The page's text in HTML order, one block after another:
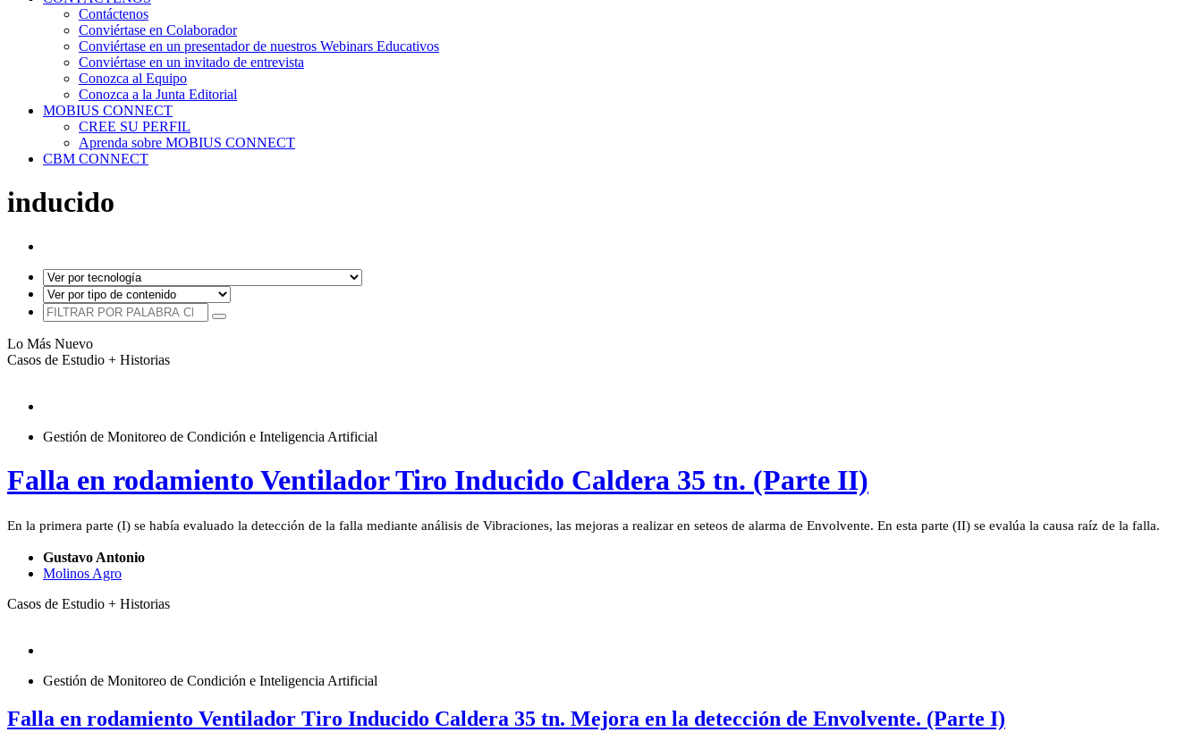
Contáctenos
Conviértase en Colaborador
Conviértase en un presentador de nuestros Webinars Educativos
Conviértase en un invitado de entrevista
Conozca al Equipo
Conozca a la Junta Editorial
MOBIUS CONNECT
CREE SU PERFIL
Aprenda sobre MOBIUS CONNECT
CBM CONNECT
inducido
Lo Más Nuevo
Casos de Estudio + Historias
Gestión de Monitoreo de Condición e Inteligencia Artificial
Falla en rodamiento Ventilador Tiro Inducido Caldera 35 tn. (Parte II)
En la primera parte (I) se había evaluado la detección de la falla mediante análisis de Vibraciones, las mejoras a realizar en seteos de alarma de Envolvente. En esta parte (II) se evalúa la causa raíz de la falla.
Gustavo Antonio
Molinos Agro
Casos de Estudio + Historias
Gestión de Monitoreo de Condición e Inteligencia Artificial
Falla en rodamiento Ventilador Tiro Inducido Caldera 35 tn. Mejora en la detección de Envolvente. (Parte I)